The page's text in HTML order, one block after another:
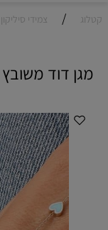
קטלוג / צמידי סיליקון
מגן דוד משובץ